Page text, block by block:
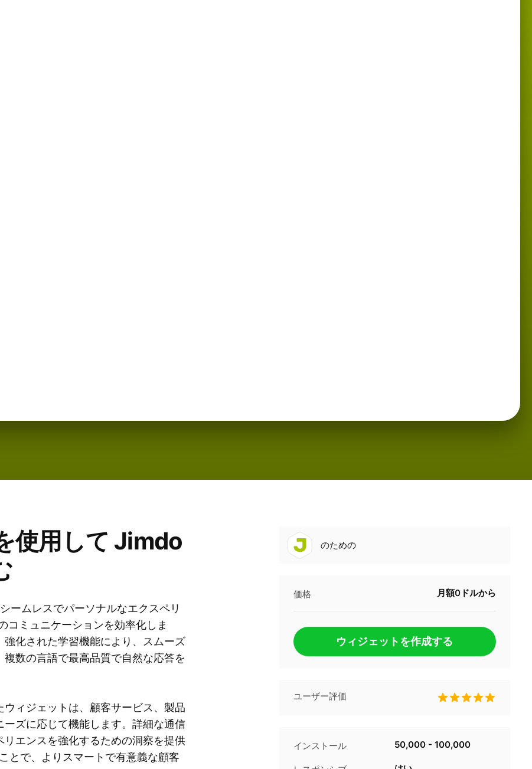
使用して Jimdo
ームレスでパーソナルなエクスペリ
コミュニケーションを効率化しま
化された学習機能により、スムーズ
数の言語で最高品質で自然な応答を
ィジェットは、顧客サービス、製品
ズに応じて機能します。詳細な通信
エンスを強化するための洞察を提供
とで、よりスマートで有意義な顧客
のための
価格 月額0ドルから
ウィジェットを作成する
ユーザー評価
インストール 50,000 - 100,000